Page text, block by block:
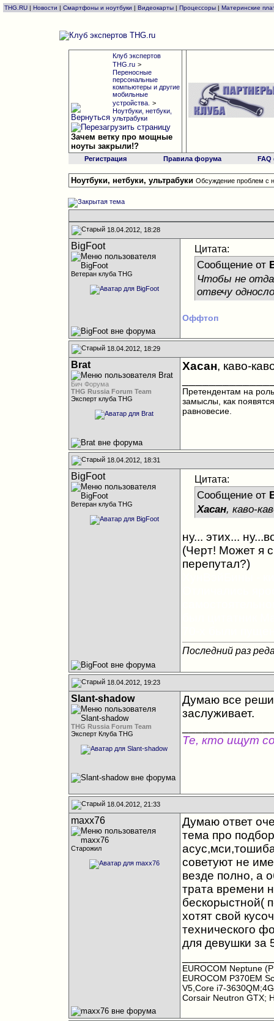
THG.RU | Новости | Смартфоны и ноутбуки | Видеокарты | Процессоры | Материнские
Клуб экспертов
THG.ru >
Переносные
персональные
компьютеры и другие
мобильные
устройства. >
Ноутбуки, нетбуки,
ультрабуки
Зачем ветку про мощные
ноуты закрыли!?
Регистрация Правила форума
Ноутбуки, нетбуки, ультрабуки Обсуждение проблем с
18.04.2012, 18:28
BigFoot
Ветеран клуба THG
Цитата:
Сообщение от
Чтобы не
отвечу
Оффтоп
18.04.2012, 18:29
Brat
Бич Форума
THG Russia Forum Team
Эксперт клуба THG
Хасан, каво-
Претендентам на
замыслы, как
равновесие.
18.04.2012, 18:31
BigFoot
Ветеран клуба THG
Цитата:
Сообщение от
Хасан, каво-
ну... этих...
(Черт! Может я
перепутал?)
Последний раз
18.04.2012, 19:23
Slant-shadow
THG Russia Forum Team
Эксперт Клуба THG
Думаю все
заслуживает.
Те, кто ищут
18.04.2012, 21:33
maxx76
Старожил
Думаю ответ
тема про
советуют не
везде полно, а
трата времени
бескорыстной(
хотят свой
технического
для девушки за
EUROCOM Neptune
EUROCOM P370EM
V5,Core i7-
Corsair Neutron GTX;